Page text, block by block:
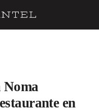
Noma
en